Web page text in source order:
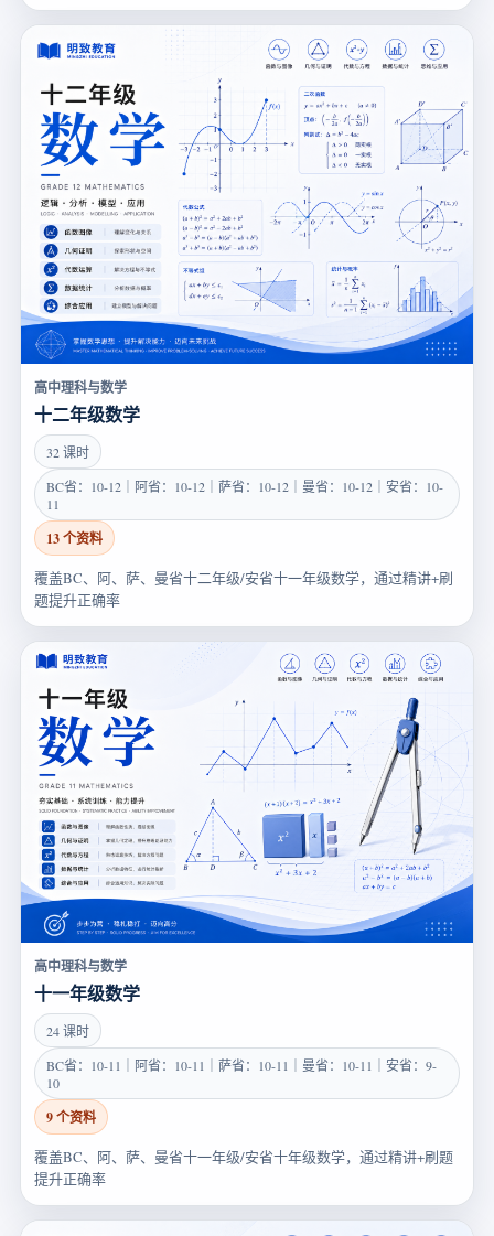
高中理科与数学
十二年级数学
32 课时
BC省：10-12｜阿省：10-12｜萨省：10-12｜曼省：10-12｜安省：10-
11
13 个资料
覆盖BC、阿、萨、曼省十二年级/安省十一年级数学，通过精讲+刷
题提升正确率
高中理科与数学
十一年级数学
24 课时
BC省：10-11｜阿省：10-11｜萨省：10-11｜曼省：10-11｜安省：9-
10
9 个资料
覆盖BC、阿、萨、曼省十一年级/安省十年级数学，通过精讲+刷题
提升正确率